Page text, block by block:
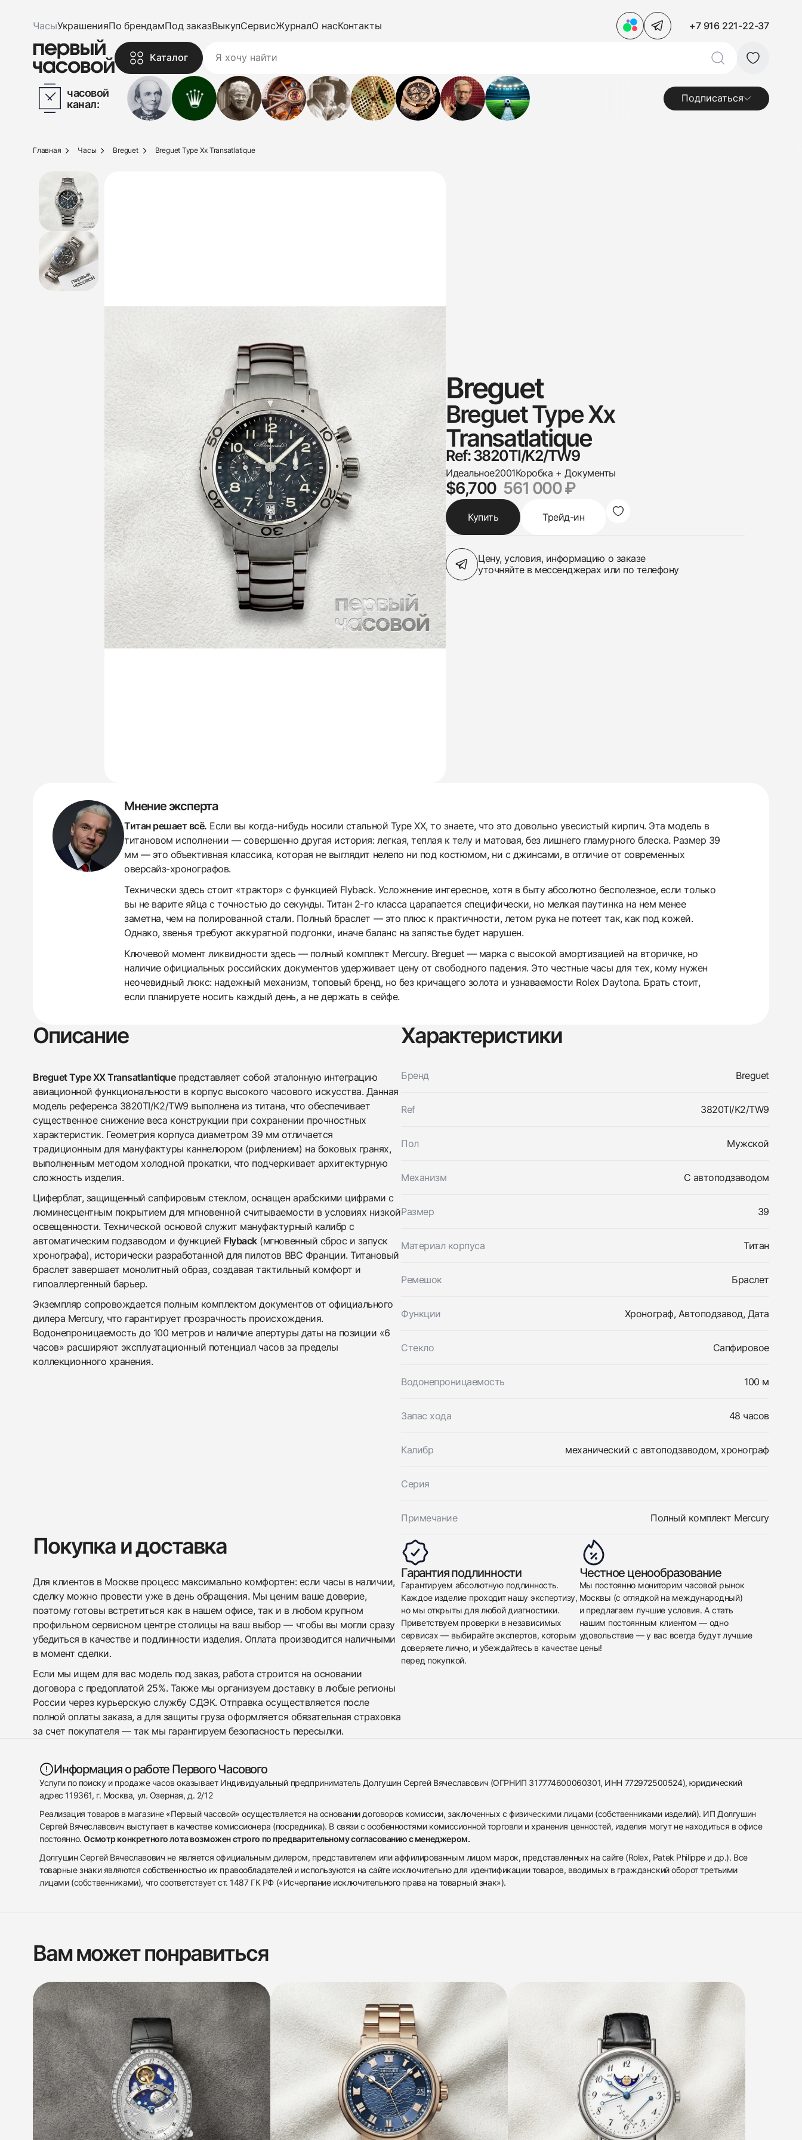
ЧасыУкрашенияПо брендамПод заказВыкупСервисЖурналО насКонтакты +7 916 221-22-37
Каталог
часовой
канал:
Подписаться
Главная Часы Breguet Breguet Type Xx Transatlatique
Breguet
Breguet Type Xx
Transatlatique
Ref: 3820TI/K2/TW9
Идеальное2001Коробка + Документы
$6,700 561 000 ₽
Купить Трейд-ин
Цену, условия, информацию о заказе
уточняйте в мессенджерах или по телефону
Мнение эксперта
Титан решает всё. Если вы когда-нибудь носили стальной Type XX, то знаете, что это довольно увесистый кирпич. Эта модель в
титановом исполнении — совершенно другая история: легкая, теплая к телу и матовая, без лишнего гламурного блеска. Размер 39
мм — это объективная классика, которая не выглядит нелепо ни под костюмом, ни с джинсами, в отличие от современных
оверсайз-хронографов.
Технически здесь стоит «трактор» с функцией Flyback. Усложнение интересное, хотя в быту абсолютно бесполезное, если только
вы не варите яйца с точностью до секунды. Титан 2-го класса царапается специфически, но мелкая паутинка на нем менее
заметна, чем на полированной стали. Полный браслет — это плюс к практичности, летом рука не потеет так, как под кожей.
Однако, звенья требуют аккуратной подгонки, иначе баланс на запястье будет нарушен.
Ключевой момент ликвидности здесь — полный комплект Mercury. Breguet — марка с высокой амортизацией на вторичке, но
наличие официальных российских документов удерживает цену от свободного падения. Это честные часы для тех, кому нужен
неочевидный люкс: надежный механизм, топовый бренд, но без кричащего золота и узнаваемости Rolex Daytona. Брать стоит,
если планируете носить каждый день, а не держать в сейфе.
Описание
Breguet Type XX Transatlantiqueпредставляет собой эталонную интеграцию
авиационной функциональности в корпус высокого часового искусства. Данная
модель референса 3820TI/K2/TW9 выполнена из титана, что обеспечивает
существенное снижение веса конструкции при сохранении прочностных
характеристик. Геометрия корпуса диаметром 39 мм отличается
традиционным для мануфактуры каннелюром (рифлением) на боковых гранях,
выполненным методом холодной прокатки, что подчеркивает архитектурную
сложность изделия.
Циферблат, защищенный сапфировым стеклом, оснащен арабскими цифрами с
люминесцентным покрытием для мгновенной считываемости в условиях низкой
освещенности. Технической основой служит мануфактурный калибр с
автоматическим подзаводом и функцией Flyback(мгновенный сброс и запуск
хронографа), исторически разработанной для пилотов ВВС Франции. Титановый
браслет завершает монолитный образ, создавая тактильный комфорт и
гипоаллергенный барьер.
Экземпляр сопровождается полным комплектом документов от официального
дилера Mercury, что гарантирует прозрачность происхождения.
Водонепроницаемость до 100 метров и наличие апертуры даты на позиции «6
часов» расширяют эксплуатационный потенциал часов за пределы
коллекционного хранения.
Характеристики
Бренд Breguet
Ref 3820TI/K2/TW9
Пол Мужской
Механизм С автоподзаводом
Размер 39
Материал корпуса Титан
Ремешок Браслет
Функции Хронограф, Автоподзавод, Дата
Стекло Сапфировое
Водонепроницаемость 100 м
Запас хода 48 часов
Калибр механический с автоподзаводом, хронограф
Серия
Примечание Полный комплект Mercury
Покупка и доставка
Для клиентов в Москве процесс максимально комфортен: если часы в наличии,
сделку можно провести уже в день обращения. Мы ценим ваше доверие,
поэтому готовы встретиться как в нашем офисе, так и в любом крупном
профильном сервисном центре столицы на ваш выбор — чтобы вы могли сразу
убедиться в качестве и подлинности изделия. Оплата производится наличными
в момент сделки.
Если мы ищем для вас модель под заказ, работа строится на основании
договора с предоплатой 25%. Также мы организуем доставку в любые регионы
России через курьерскую службу СДЭК. Отправка осуществляется после
полной оплаты заказа, а для защиты груза оформляется обязательная страховка
за счет покупателя — так мы гарантируем безопасность пересылки.
Гарантия подлинности
Гарантируем абсолютную подлинность.
Каждое изделие проходит нашу экспертизу,
но мы открыты для любой диагностики.
Приветствуем проверки в независимых
сервисах — выбирайте экспертов, которым
доверяете лично, и убеждайтесь в качестве
перед покупкой.
Честное ценообразование
Мы постоянно мониторим часовой рынок
Москвы (с оглядкой на международный)
и предлагаем лучшие условия. А стать
нашим постоянным клиентом — одно
удовольствие — у вас всегда будут лучшие
цены!
Информация о работе Первого Часового
Услуги по поиску и продаже часов оказывает Индивидуальный предприниматель Долгушин Сергей Вячеславович (ОГРНИП 317774600060301, ИНН 772972500524), юридический
адрес 119361, г. Москва, ул. Озерная, д. 2/12
Реализация товаров в магазине «Первый часовой» осуществляется на основании договоров комиссии, заключенных с физическими лицами (собственниками изделий). ИП Долгушин
Сергей Вячеславович выступает в качестве комиссионера (посредника). В связи с особенностями комиссионной торговли и хранения ценностей, изделия могут не находиться в офисе
постоянно.Осмотр конкретного лота возможен строго по предварительному согласованию с менеджером.
Долгушин Сергей Вячеславович не является официальным дилером, представителем или аффилированным лицом марок, представленных на сайте (Rolex, Patek Philippe и др.). Все
товарные знаки являются собственностью их правообладателей и используются на сайте исключительно для идентификации товаров, вводимых в гражданский оборот третьими
лицами (собственниками), что соответствует ст. 1487 ГК РФ («Исчерпание исключительного права на товарный знак»).
Купить эти часы
Оставьте ваши контактные данные и мы свяжемся с
вами
Breguet
Breguet Type Xx Transatlatique
Идеальное
$6,700
Трейд-ин часов
Оставьте ваши контактные данные и мы свяжемся с
Breguet Type Xx Transatlatique
Идеальное Коробка + Документы
$6,700
Вам может понравиться